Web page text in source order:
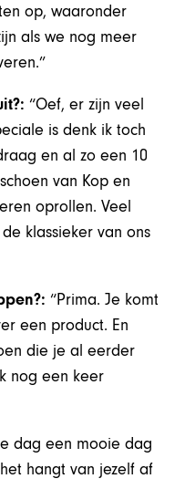
op, waaronder
als we nog meer
“Oef, er zijn veel
is denk ik toch
en al zo een 10
van Kop en
oprollen. Veel
klassieker van ons
“Prima. Je komt
een product. En
die je al eerder
nog een keer
dag een mooie dag
hangt van jezelf af